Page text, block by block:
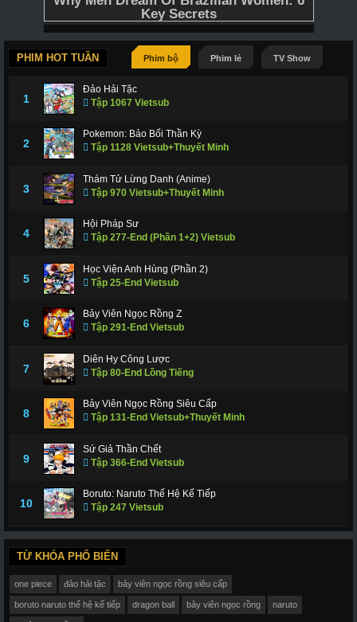
PHIM HOT TUẦN Phim bộ Phim lẻ TV Show
1
Đảo Hải Tặc
Tập 1067 Vietsub
2
Pokemon: Bảo Bối Thần Kỳ
Tập 1128 Vietsub+Thuyết Minh
3
Thám Tử Lừng Danh (Anime)
Tập 970 Vietsub+Thuyết Minh
4
Hội Pháp Sư
Tập 277-End (Phần 1+2) Vietsub
5
Học Viện Anh Hùng (Phần 2)
Tập 25-End Vietsub
6
Bảy Viên Ngọc Rồng Z
Tập 291-End Vietsub
7
Diên Hy Công Lược
Tập 80-End Lồng Tiếng
8
Bảy Viên Ngọc Rồng Siêu Cấp
Tập 131-End Vietsub+Thuyết Minh
9
Sứ Giả Thần Chết
Tập 366-End Vietsub
10
Boruto: Naruto Thế Hệ Kế Tiếp
Tập 247 Vietsub
TỪ KHÓA PHỔ BIẾN
one piece đảo hải tặc bảy viên ngọc rồng siêu cấp
boruto naruto thế hệ kế tiếp dragon ball bảy viên ngọc rồng naruto